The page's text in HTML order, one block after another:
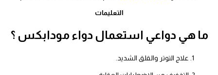
التعليمات
ما هي دواعي استعمال دواء مودابكس ؟
علاج التوتر والقلق الشديد.